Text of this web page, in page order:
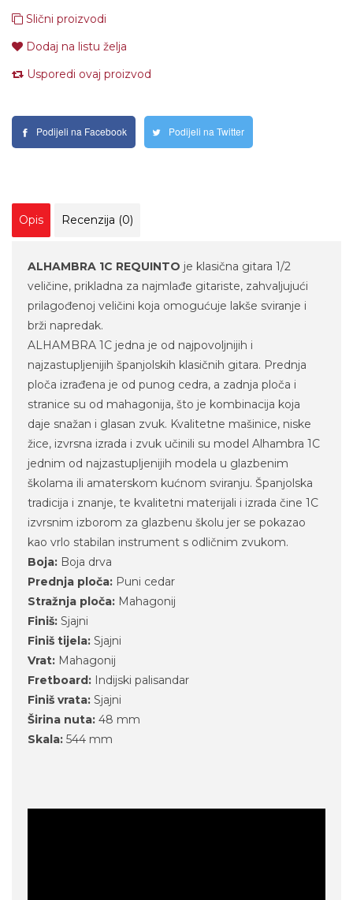
Slični proizvodi
Dodaj na listu želja
Usporedi ovaj proizvod
Podijeli na Facebook Podijeli na Twitter
Opis Recenzija (0)
ALHAMBRA 1C REQUINTO je klasična gitara 1/2
veličine, prikladna za najmlađe gitariste, zahvaljujući
prilagođenoj veličini koja omogućuje lakše sviranje i
brži napredak.
ALHAMBRA 1C jedna je od najpovoljnijih i
najzastupljenijih španjolskih klasičnih gitara. Prednja
ploča izrađena je od punog cedra, a zadnja ploča i
stranice su od mahagonija, što je kombinacija koja
daje snažan i glasan zvuk. Kvalitetne mašinice, niske
žice, izvrsna izrada i zvuk učinili su model Alhambra 1C
jednim od najzastupljenijih modela u glazbenim
školama ili amaterskom kućnom sviranju. Španjolska
tradicija i znanje, te kvalitetni materijali i izrada čine 1C
izvrsnim izborom za glazbenu školu jer se pokazao
kao vrlo stabilan instrument s odličnim zvukom.
Boja: Boja drva
Prednja ploča: Puni cedar
Stražnja ploča: Mahagonij
Finiš: Sjajni
Finiš tijela: Sjajni
Vrat: Mahagonij
Fretboard: Indijski palisandar
Finiš vrata: Sjajni
Širina nuta: 48 mm
Skala: 544 mm